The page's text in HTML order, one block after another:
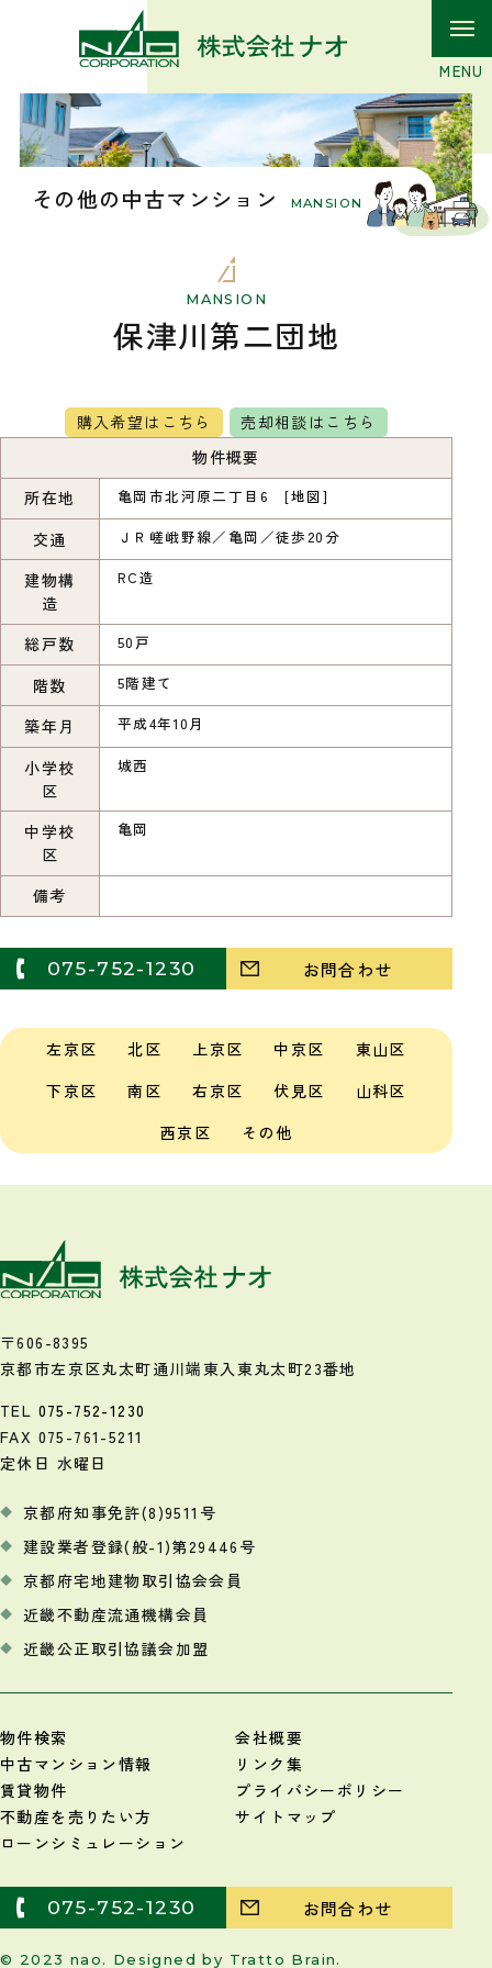
その他の中古マンション MANSION
MANSION
保津川第二団地
購入希望はこちら
売却相談はこちら
物件概要
所在地
亀岡市北河原二丁目6 [地図]
交通 ＪＲ嵯峨野線／亀岡／徒歩20分
建物構
造
RC造
総戸数 50戸
階数 5階建て
築年月 平成4年10月
小学校
区
城西
中学校
区
亀岡
備考
075-752-1230 お問合わせ
左京区 北区 上京区 中京区
東山区
下京区
南区 右京区 伏見区
山科区
西京区
その他
〒606-8395
京都市左京区丸太町通川端東入 東丸太町23番地
TEL 075-752-1230
FAX 075-761-5211
定休日 水曜日
京都府知事免許(8)9511号
建設業者登録(般-1)第29446号
京都府宅地建物取引協会会員
近畿不動産流通機構会員
近畿公正取引協議会加盟
物件検索
中古マンション情報
賃貸物件
不動産を売りたい方
ローンシミュレーション
会社概要
リンク集
プライバシーポリシー
サイトマップ
075-752-1230 お問合わせ
© 2023 nao. Designed by Tratto Brain.